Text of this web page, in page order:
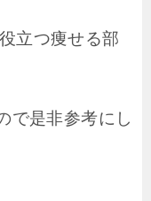
立つ痩せる部
で是非参考にし